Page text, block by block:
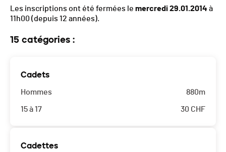
Les inscriptions ont été fermées le mercredi 29.01.2014 à
11h00 (depuis 12 années).
15 catégories :
Cadets
Hommes
15 à 17
880m
30 CHF
Cadettes